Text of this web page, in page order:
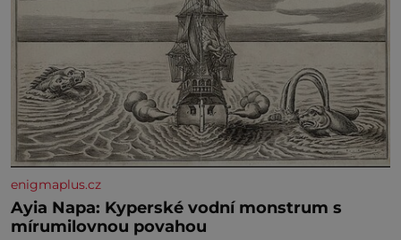
enigmaplus.cz
Ayia Napa: Kyperské vodní monstrum s
mírumilovnou povahou